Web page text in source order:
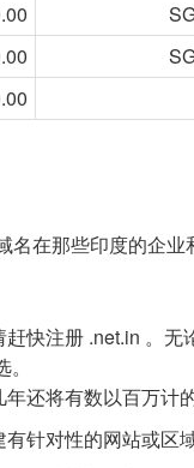
在那些印度的企
快注册 .net.in 。
还将有数以百万计
针对性的网站或区域